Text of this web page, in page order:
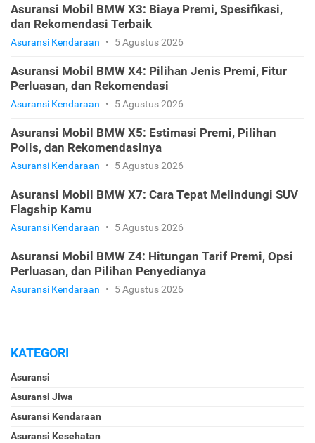
Asuransi Mobil BMW X3: Biaya Premi, Spesifikasi,
dan Rekomendasi Terbaik
Asuransi Kendaraan • 5 Agustus 2026
Asuransi Mobil BMW X4: Pilihan Jenis Premi, Fitur
Perluasan, dan Rekomendasi
Asuransi Kendaraan • 5 Agustus 2026
Asuransi Mobil BMW X5: Estimasi Premi, Pilihan
Polis, dan Rekomendasinya
Asuransi Kendaraan • 5 Agustus 2026
Asuransi Mobil BMW X7: Cara Tepat Melindungi SUV
Flagship Kamu
Asuransi Kendaraan • 5 Agustus 2026
Asuransi Mobil BMW Z4: Hitungan Tarif Premi, Opsi
Perluasan, dan Pilihan Penyedianya
Asuransi Kendaraan • 5 Agustus 2026
KATEGORI
Asuransi
Asuransi Jiwa
Asuransi Kendaraan
Asuransi Kesehatan